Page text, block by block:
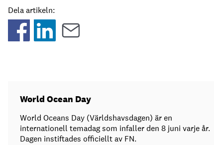
Dela artikeln:
World Ocean Day
World Oceans Day (Världshavsdagen) är en
internationell temadag som infaller den 8 juni varje år.
Dagen instiftades officiellt av FN.